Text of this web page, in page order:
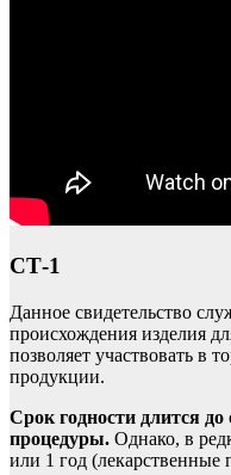
СТ-1
Данное свидетельство
происхождения изделия
позволяет участвовать в
продукции.
Срок годности длится
процедуры. Однако, в
или 1 год (лекарственные